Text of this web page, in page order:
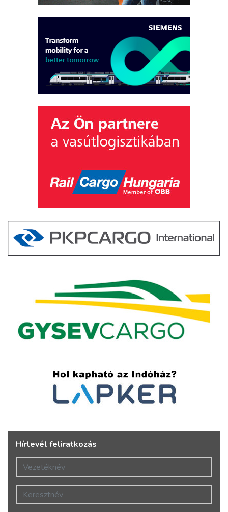
Hírlevél feliratkozás
Vezetéknév
Keresztnév